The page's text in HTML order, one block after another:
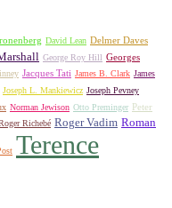
David Lean Delmer Daves
George Roy Hill Georges
Jacques Tati James B. Clark James
Joseph L. Mankiewicz Joseph Pevney
Norman Jewison Otto Preminger
Peter
Richebé Roger Vadim Roman
Terence